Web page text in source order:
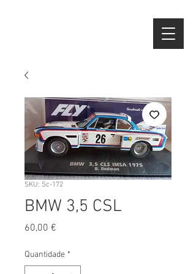
SKU: Sc-172
BMW 3,5 CSL
60,00 €
Quantidade *